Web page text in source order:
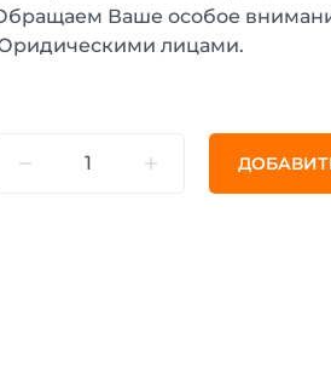
Ваше особое
лицами.